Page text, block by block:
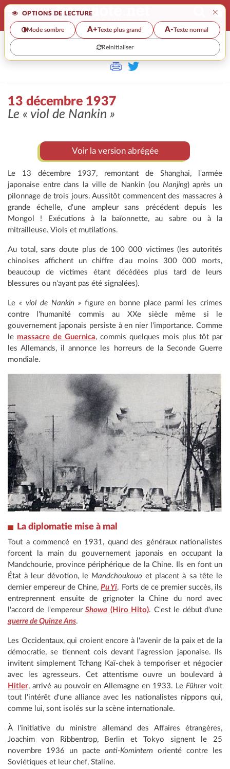
OPTIONS DE LECTURE ×
Mode sombre A+Texte plus grand A-Texte normal
Reinitialiser
>>
13 décembre 1937
Le « viol de Nankin »
Voir la version abrégée
Le 13 décembre 1937, remontant de Shanghai, l'armée
japonaise entre dans la ville de Nankin (ou Nanjing) après un
pilonnage de trois jours. Aussitôt commencent des massacres à
grande échelle, d'une ampleur sans précédent depuis les
Mongol ! Exécutions à la baïonnette, au sabre ou à la
mitrailleuse. Viols et mutilations.
Au total, sans doute plus de 100 000 victimes (les autorités
chinoises affichent un chiffre d'au moins 300 000 morts,
beaucoup de victimes étant décédées plus tard de leurs
blessures ou n'ayant pas été signalées).
Le « viol de Nankin » figure en bonne place parmi les crimes
contre l'humanité commis au XXe siècle même si le
gouvernement japonais persiste à en nier l'importance. Comme
le massacre de Guernica, commis quelques mois plus tôt par
les Allemands, il annonce les horreurs de la Seconde Guerre
mondiale.
La diplomatie mise à mal
Tout a commencé en 1931, quand des généraux nationalistes
forcent la main du gouvernement japonais en occupant la
Mandchourie, province périphérique de la Chine. Ils en font un
État à leur dévotion, le Mandchoukouoet placent à sa tête le
dernier empereur de Chine,Pu Yi. Forts de ce premier succès, ils
entreprennent ensuite de grignoter la Chine du nord avec
l'accord de l'empereurShowa (Hiro Hito). C'est le début d'une
guerre de Quinze Ans.
Les Occidentaux, qui croient encore à l'avenir de la paix et de la
démocratie, se tiennent cois devant l'agression japonaise. Ils
invitent simplement Tchang Kaï-chek à temporiser et négocier
avec les agresseurs. Cet attentisme ouvre un boulevard à
Hitler, arrivé au pouvoir en Allemagne en 1933. Le Führervoit
tout l'intérêt d'une alliance avec les nationalistes nippons qui,
comme lui, sont isolés sur la scène internationale.
À l'initiative du ministre allemand des Affaires étrangères,
Joachim von Ribbentrop, Berlin et Tokyo signent le 25
novembre 1936 un pacte anti-Komintern orienté contre les
Soviétiques et leur chef, Staline.